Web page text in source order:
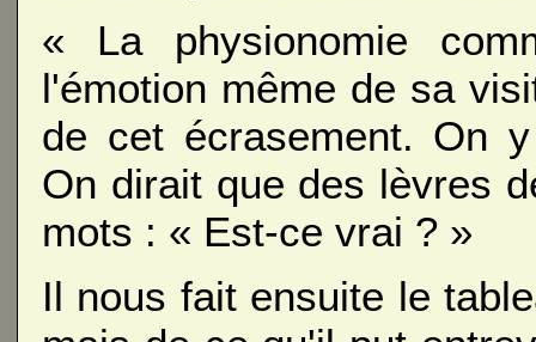
« La physionomie
l'émotion même de sa
de cet écrasement. On
On dirait que des lèvres
mots : « Est-ce vrai ? »
Il nous fait ensuite le